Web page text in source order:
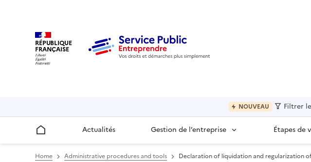
RÉPUBLIQUE
FRANÇAISE
NOUVEAU Filtrer
Accueil Actualités Gestion de l’entreprise Étapes de
Home Administrative procedures and tools Declaration of liquidation and regularization of